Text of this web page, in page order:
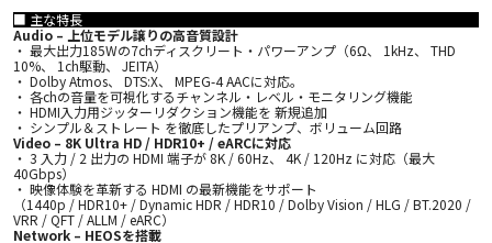
■ 主な特長
Audio – 上位モデル譲りの高音質設計
・ 最大出力185Wの7chディスクリート・パワーアンプ（6Ω、 1kHz、 THD
10%、 1ch駆動、 JEITA）
・ Dolby Atmos、 DTS:X、 MPEG-4 AACに対応。
・ 各chの音量を可視化するチャンネル・レベル・モニタリング機能
・ HDMI入力用ジッターリダクション機能を 新規追加
・ シンプル＆ストレート を徹底したプリアンプ、ボリューム回路
Video – 8K Ultra HD / HDR10+ / eARCに対応
・ 3 入力 / 2 出力の HDMI 端子が 8K / 60Hz、 4K / 120Hz に対応（最大
40Gbps）
・ 映像体験を革新する HDMI の最新機能をサポート
（1440p / HDR10+ / Dynamic HDR / HDR10 / Dolby Vision / HLG / BT.2020 /
VRR / QFT / ALLM / eARC）
Network – HEOSを搭載